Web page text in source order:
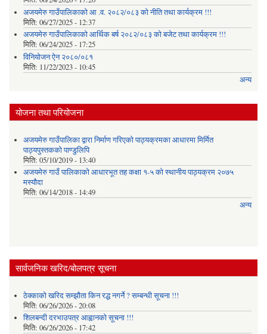
अजयमेरु गाउँपालिकाको आ .व. २०८२/०८३ को नीति तथा कार्यक्रम !!!
मिति: 06/27/2025 - 12:37
अजयमेरु गाउँपालिकाको आर्थिक बर्ष २०८२/०८३ को बजेट तथा कार्यक्रम !!!
मिति: 06/24/2025 - 17:25
विनियोजन ऐन २०८०/०८१
मिति: 11/22/2023 - 10:45
अन्य
योजना तथा परियोजना
अजयमेरु गाउँपालिका द्वारा निर्माण गरिएको पाठ्यक्रमका आधारमा मिर्मित
पाठ्यपुस्तकको पाण्डुलिपि
मिति: 05/10/2019 - 13:40
अजयमेरु गाउँ पालिकाको आधारभूत तह कक्षा १-५ को स्थानीय पाठ्यक्रम २०७५
मस्यौदा
मिति: 06/14/2018 - 14:49
अन्य
सार्वजनिक खरिद/बोलपत्र सूचना
ठेक्काको खरिद सम्झौता किन रद्ध नगर्ने ? सम्बन्धी सूचना !!!
मिति: 06/26/2026 - 20:08
शिलबन्दी दरभाउपत्र आह्वानको सूचना !!!
मिति: 06/26/2026 - 17:42